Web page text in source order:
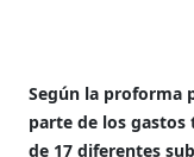
Según la proforma
parte de los gastos
de 17 diferentes